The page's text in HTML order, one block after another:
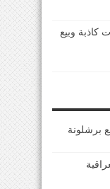
كاذبة وبيع
برشلونة